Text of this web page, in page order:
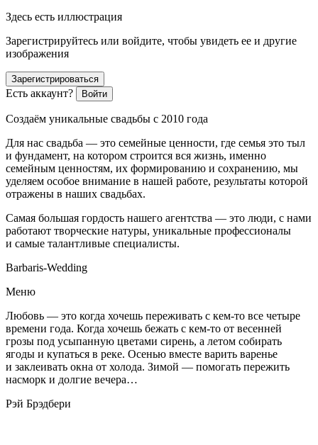
Здесь есть иллюстрация
Зарегистрируйтесь или войдите, чтобы увидеть ее и другие
изображения
Зарегистрироваться
Есть аккаунт? Войти
Создаём уникальные свадьбы с 2010 года
Для нас свадьба — это семейные ценности, где семья это тыл
и фундамент, на котором строится вся жизнь, именно
семейным ценностям, их формированию и сохранению, мы
уделяем особое внимание в нашей работе, результаты которой
отражены в наших свадьбах.
Самая большая гордость нашего агентства — это люди, с нами
работают творческие натуры, уникальные профессионалы
и самые талантливые специалисты.
Barbaris-Wedding
Меню
Любовь — это когда хочешь переживать с кем-то все четыре
времени года. Когда хочешь бежать с кем-то от весенней
грозы под усыпанную цветами сирень, а летом собирать
ягоды и купаться в реке. Осенью вместе варить варенье
и заклеивать окна от холода. Зимой — помогать пережить
насморк и долгие вечера…
Рэй Брэдбери